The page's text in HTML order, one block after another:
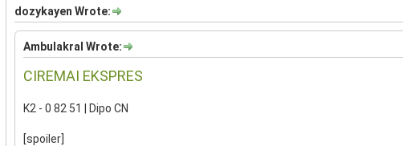
dozykayen Wrote:
Ambulakral Wrote:
CIREMAI EKSPRES
K2 - 0 82 51 | Dipo CN
[spoiler]